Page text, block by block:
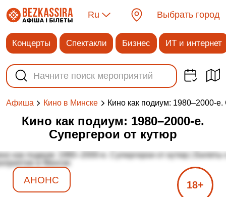
Ru Выбрать город
Концерты Спектакли Бизнес ИТ и интернет
Афиша Кино в Минске Кино как подиум: 1980–2000-
Кино как подиум: 1980–2000-е.
Супергерои от кутюр
АНОНС 18+